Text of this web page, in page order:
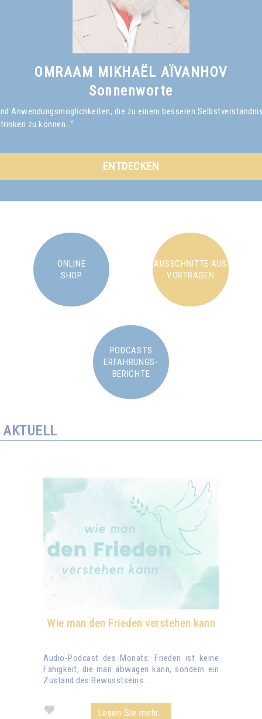
OMRAAM MIKHAËL AÏVANHOV
Sonnenworte
Anwendungsmöglichkeiten, die zu einem besseren
zu können…“
ENTDECKEN
ONLINE
SHOP
AUSSCHNITTE AUS
VORTRÄGEN
PODCASTS
ERFAHRUNGS-
BERICHTE
AKTUELL
Wie man den Frieden verstehen kann
Audio-Podcast des Monats: Frieden ist keine
Fähigkeit, die man abwägen kann, sondern ein
Zustand des Bewusstseins ...
Lesen Sie mehr...